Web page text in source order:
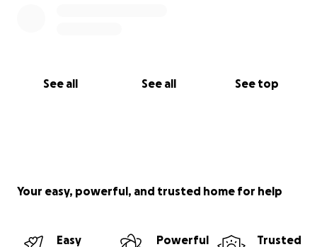
See all See all See top
Your easy, powerful, and trusted home for help
Easy
Powerful
Trusted